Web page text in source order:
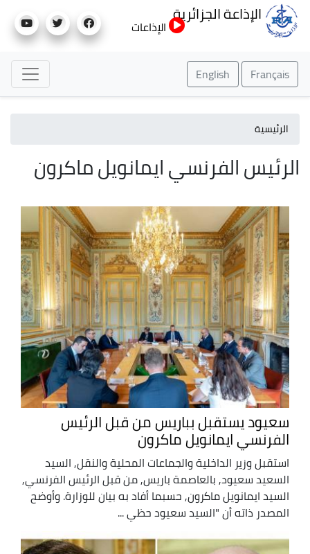
إلى
الإذاعة الجزائرية
الإذاعات
Français
English
الرئيسية
الرئيس الفرنسي ايمانويل ماكرون
سعيود يستقبل بباريس من قبل الرئيس
الفرنسي ايمانويل ماكرون
استقبل وزير الداخلية والجماعات المحلية والنقل, السيد
السعيد سعيود, بالعاصمة باريس, من قبل الرئيس الفرنسي,
السيد ايمانويل ماكرون, حسبما أفاد به بيان للوزارة. وأوضح
المصدر ذاته أن "السيد سعيود حظي ...